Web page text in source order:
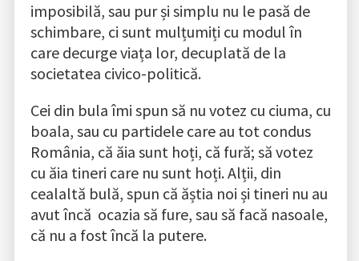
imposibilă, sau pur și simplu nu le pasă de
schimbare, ci sunt mulțumiți cu modul în
care decurge viața lor, decuplată de la
societatea civico-politică.
Cei din bula îmi spun să nu votez cu ciuma, cu
boala, sau cu partidele care au tot condus
România, că ăia sunt hoți, că fură; să votez
cu ăia tineri care nu sunt hoți. Alții, din
cealaltă bulă, spun că ăștia noi și tineri nu au
avut încă ocazia să fure, sau să facă nasoale,
că nu a fost încă la putere.